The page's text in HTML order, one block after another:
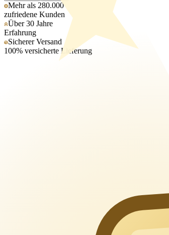
Mehr als 280.000
zufriedene Kunden
Über 30 Jahre
Erfahrung
Sicherer Versand
100% versicherte Lieferung